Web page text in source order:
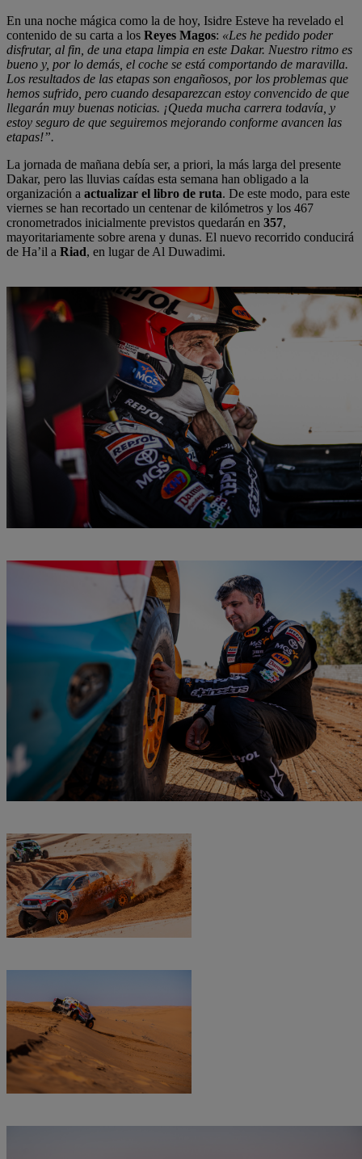
En una noche mágica como la de hoy, Isidre Esteve ha revelado el
contenido de su carta a los Reyes Magos: «Les he pedido poder
disfrutar, al fin, de una etapa limpia en este Dakar. Nuestro ritmo es
bueno y, por lo demás, el coche se está comportando de maravilla.
Los resultados de las etapas son engañosos, por los problemas que
hemos sufrido, pero cuando desaparezcan estoy convencido de que
llegarán muy buenas noticias. ¡Queda mucha carrera todavía, y
estoy seguro de que seguiremos mejorando conforme avancen las
etapas!”.
La jornada de mañana debía ser, a priori, la más larga del presente
Dakar, pero las lluvias caídas esta semana han obligado a la
organización a actualizar el libro de ruta. De este modo, para este
viernes se han recortado un centenar de kilómetros y los 467
cronometrados inicialmente previstos quedarán en 357,
mayoritariamente sobre arena y dunas. El nuevo recorrido conducirá
de Ha’il a Riad, en lugar de Al Duwadimi.